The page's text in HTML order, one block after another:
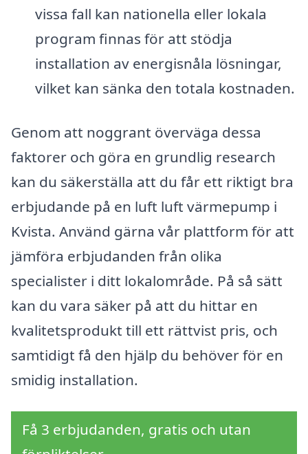
vissa fall kan nationella eller lokala
program finnas för att stödja
installation av energisnåla lösningar,
vilket kan sänka den totala kostnaden.
Genom att noggrant överväga dessa
faktorer och göra en grundlig research
kan du säkerställa att du får ett riktigt bra
erbjudande på en luft luft värmepump i
Kvista. Använd gärna vår plattform för att
jämföra erbjudanden från olika
specialister i ditt lokalområde. På så sätt
kan du vara säker på att du hittar en
kvalitetsprodukt till ett rättvist pris, och
samtidigt få den hjälp du behöver för en
smidig installation.
Få 3 erbjudanden, gratis och utan